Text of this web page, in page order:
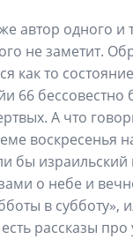
автор одного и
не заметит.
как то
66 бессовестно
А что
воскресенья
бы израильский
о небе и
в субботу»,
рассказы